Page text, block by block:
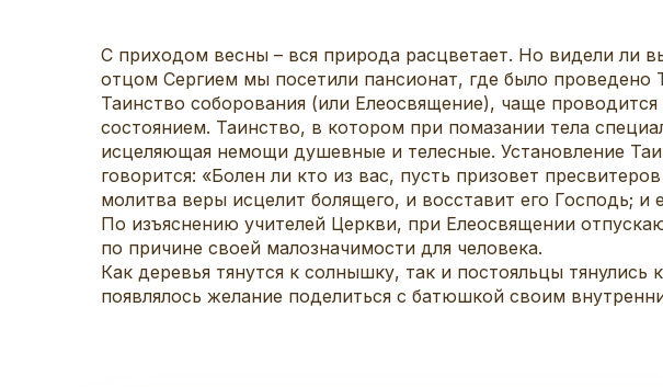
С приходом весны – вся природа расцветает. Но видели ли
отцом Сергием мы посетили пансионат, где было проведено
Таинство соборования (или Елеосвящение), чаще
состоянием. Таинство, в котором при помазании тела
исцеляющая немощи душевные и телесные. Установление
говорится: «Болен ли кто из вас, пусть призовет
молитва веры исцелит болящего, и восставит его Господь; и
По изъяснению учителей Церкви, при Елеосвящении
по причине своей малозначимости для человека.
Как деревья тянутся к солнышку, так и постояльцы
появлялось желание поделиться с батюшкой своим